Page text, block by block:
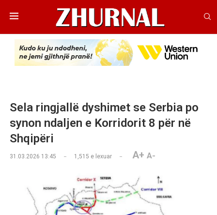
Sela ringjallë dyshimet se Serbia po
synon ndaljen e Korridorit 8 për në
Shqipëri
31.03.2026 13:45 1,515 e lexuar A+ A-